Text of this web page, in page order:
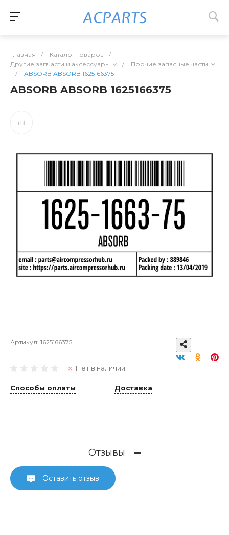
Главная / Каталог товаров
/
Другие запчасти и аксессуары
/
Прочие запасные части
/
ABSORB ABSORB 1625166375
ABSORB ABSORB 1625166375
Артикул: 1625166375
Нет в наличии
Способы оплаты Доставка
Отзывы
Оставить отзыв